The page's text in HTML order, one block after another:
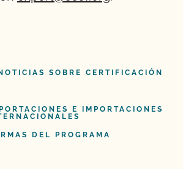
SOBRE CERTIFICACIÓN
E IMPORTACIONES
DEL PROGRAMA